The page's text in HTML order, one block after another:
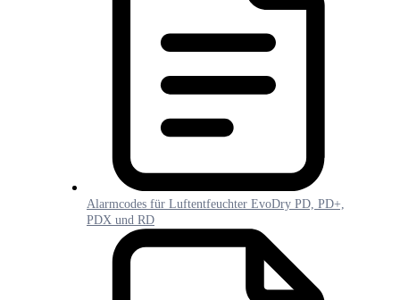
Alarmcodes für Luftentfeuchter EvoDry PD, PD+,
PDX und RD